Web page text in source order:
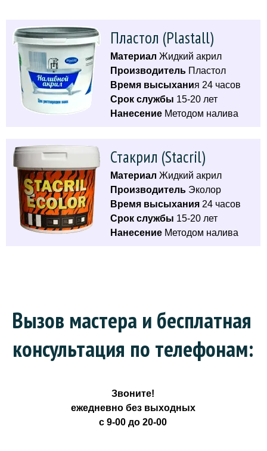
Пластол (Plastall)
Материал Жидкий акрил
Производитель Пластол
Время высыхания 24 часов
Срок службы 15-20 лет
Нанесение Методом налива
Стакрил (Stacril)
Материал Жидкий акрил
Производитель Эколор
Время высыхания 24 часов
Срок службы 15-20 лет
Нанесение Методом налива
Вызов мастера и бесплатная
консультация по телефонам:
Звоните!
ежедневно без выходных
с 9-00 до 20-00